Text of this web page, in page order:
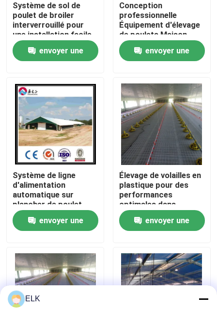
À la maison
Produits
À propos de nous
Visite de l'usine
Contrôle de la qualité
Nous contacter
Nouvelles
Demandez un devis
Entrepôt de structures en acier
Système de sol de
poulet de broiler
interverrouillé pour
une installation facile
Norme de nettoyage à
haute pression
envoyer une
Conception
professionnelle
Équipement d'élevage
de poulets Maison
préfabriquée
bâtiments en acier
envoyer une
Système de ligne
d'alimentation
automatique sur
plancher de poulet
personnalisé avec
structure en acier
envoyer une
Élevage de volailles en
plastique pour des
performances
optimales dans
l'élevage de volailles
envoyer une
ELK